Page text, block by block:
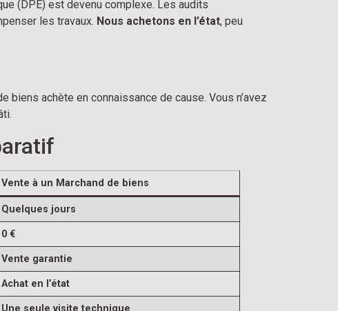
(DPE) est devenu complexe. Les audits
les travaux. Nous achetons en l’état, peu
biens achète en connaissance de cause. Vous n’avez
Vente à un Marchand de biens
Quelques jours
0 €
Vente garantie
Achat en l’état
Une seule visite technique